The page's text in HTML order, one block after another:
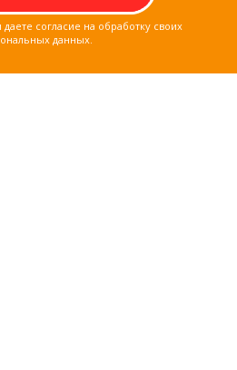
согласие на обработку своих
данных.